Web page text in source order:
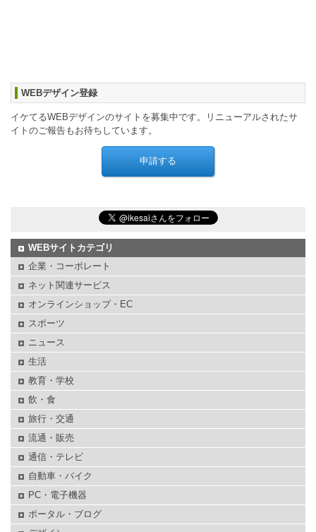
WEBデザイン登録
イケてるWEBデザインのサイトを募集中です。リニューアルされたサ
イトのご報告もお待ちしています。
WEBサイトカテゴリ
企業・コーポレート
ネット関連サービス
オンラインショップ・EC
スポーツ
ニュース
生活
教育・学校
飲・食
旅行・交通
流通・販売
通信・テレビ
自動車・バイク
PC・電子機器
ポータル・ブログ